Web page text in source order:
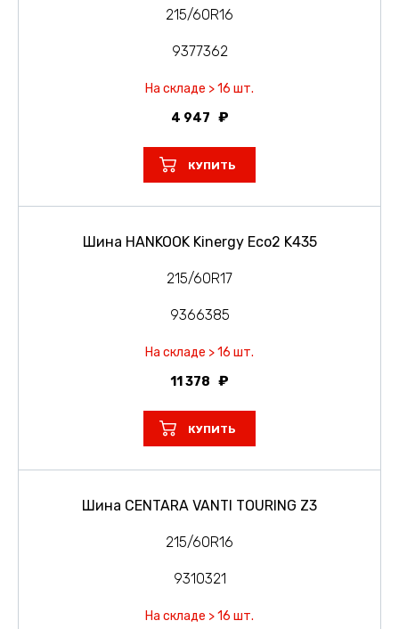
215/60R16
9377362
На складе > 16 шт.
4 947
КУПИТЬ
Шина HANKOOK Kinergy Eco2 K435
215/60R17
9366385
На складе > 16 шт.
11 378
КУПИТЬ
Шина CENTARA VANTI TOURING Z3
215/60R16
9310321
На складе > 16 шт.